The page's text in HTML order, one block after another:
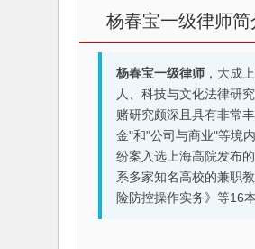
杨春宝一级律师简
杨春宝一级律师，大成
人、科技与文化法律研
赌研究颇深且具有非常
金"和"公司与商业"等境
纷案入选上海高院发布
系多家知名高校的兼职
险防控操作实务》等16